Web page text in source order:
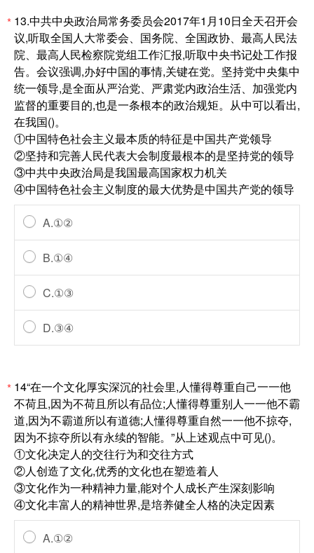
* 13.中共中央政治局常务委员会2017年1月10日全天召开会
议,听取全国人大常委会、国务院、全国政协、最高人民法
院、最高人民检察院党组工作汇报,听取中央书记处工作报
告。会议强调,办好中国的事情,关键在党。坚持党中央集中
统一领导,是全面从严治党、严肃党内政治生活、加强党内
监督的重要目的,也是一条根本的政治规矩。从中可以看出,
在我国()。
①中国特色社会主义最本质的特征是中国共产党领导
②坚持和完善人民代表大会制度最根本的是坚持党的领导
③中共中央政治局是我国最高国家权力机关
④中国特色社会主义制度的最大优势是中国共产党的领导
A.①②
B.①④
C.①③
D.③④
* 14“在一个文化厚实深沉的社会里,人懂得尊重自己一一他
不荷且,因为不荷且所以有品位;人懂得尊重别人一一他不霸
道,因为不霸道所以有道德;人懂得尊重自然一一他不掠夺,
因为不掠夺所以有永续的智能。”从上述观点中可见()。
①文化决定人的交往行为和交往方式
②人创造了文化,优秀的文化也在塑造着人
③文化作为一种精神力量,能对个人成长产生深刻影响
④文化丰富人的精神世界,是培养健全人格的决定因素
A.①②